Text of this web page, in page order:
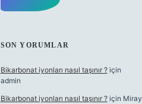
SON YORUMLAR
Bikarbonat iyonları nasıl taşınır ?için
admin
Bikarbonat iyonları nasıl taşınır ?için Miray